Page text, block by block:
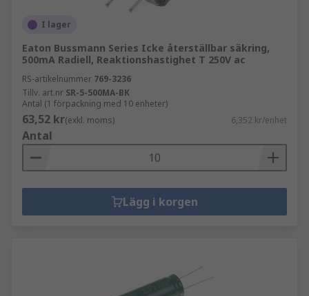
I lager
Eaton Bussmann Series Icke återställbar säkring,
500mA Radiell, Reaktionshastighet T 250V ac
RS-artikelnummer 769-3236
Tillv. art.nr SR-5-500MA-BK
Antal (1 förpackning med 10 enheter)
63,52 kr(exkl. moms) 6,352 kr/enhet
Antal
Lägg i korgen